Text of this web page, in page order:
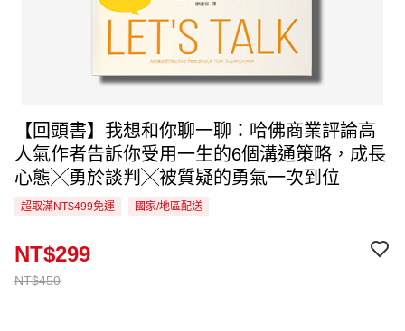
【回頭書】我想和你聊一聊：哈佛商業評論高
人氣作者告訴你受用一生的6個溝通策略，成長
心態╳勇於談判╳被質疑的勇氣一次到位
超取滿NT$499免運 國家/地區配送
NT$450
NT$299